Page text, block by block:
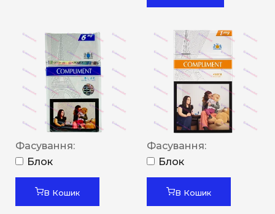
Фасування:
Блок
В Кошик
Фасування:
Блок
В Кошик